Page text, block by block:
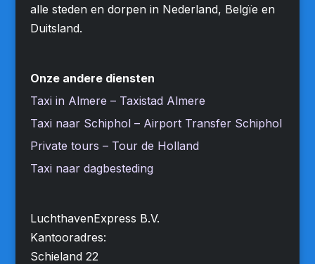
alle steden en dorpen in Nederland, Belgïe en
Duitsland.
Onze andere diensten
Taxi in Almere – Taxistad Almere
Taxi naar Schiphol – Airport Transfer Schiphol
Private tours – Tour de Holland
Taxi naar dagbesteding
LuchthavenExpress B.V.
Kantooradres:
Schieland 22